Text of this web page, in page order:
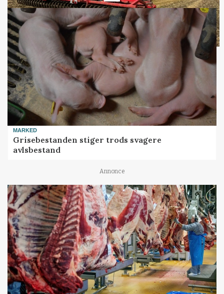
MARKED
Grisebestanden stiger trods svagere
avlsbestand
Annonce